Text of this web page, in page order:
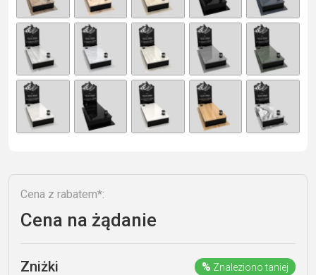
n
e
Cena z rabatem*:
Cena na żądanie
Zniżki % Znaleziono taniej